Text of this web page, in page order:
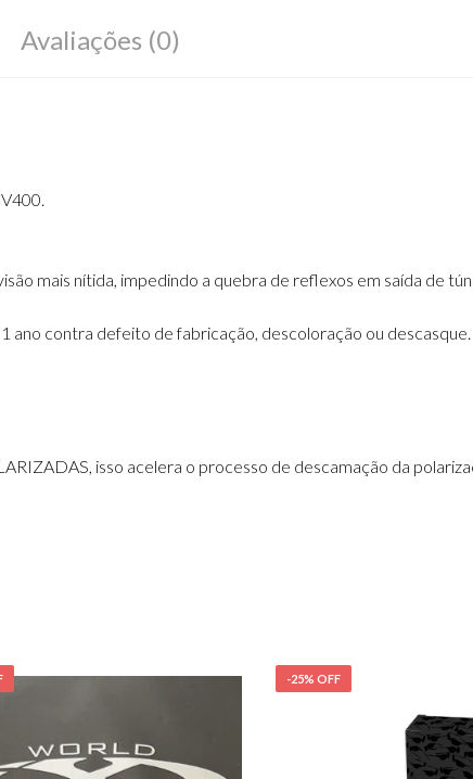
Avaliações (0)
mais nítida, impedindo a quebra de reflexos em saída de
ano contra defeito de fabricação, descoloração ou descasque.
isso acelera o processo de descamação da
-25% OFF